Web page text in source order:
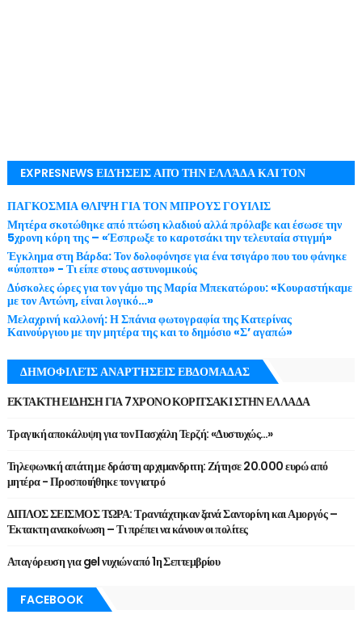
EXPRESNEWS ΕΙΔΉΣΕΙΣ ΑΠΌ ΤΗΝ ΕΛΛΆΔΑ ΚΑΙ ΤΟΝ
ΠΑΓΚΟΣΜΙΑ ΘΛΙΨΗ ΓΙΑ ΤΟΝ ΜΠΡΟΥΣ ΓΟΥΙΛΙΣ
Μητέρα σκοτώθηκε από πτώση κλαδιού αλλά πρόλαβε και έσωσε την
5χρονη κόρη της – «Έσπρωξε το καροτσάκι την τελευταία στιγμή»
Έγκλημα στη Βάρδα: Τον δολοφόνησε για ένα τσιγάρο που του φάνηκε
«ύποπτο» - Τι είπε στους αστυνομικούς
Δύσκολες ώρες για τον γάμο της Μαρία Μπεκατώρου: «Κουραστήκαμε
με τον Αντώνη, είναι λογικό…»
Μελαχρινή καλλονή: Η Σπάνια φωτογραφία της Κατερίνας
Καινούργιου με την μητέρα της και το δημόσιο «Σ’ αγαπώ»
ΔΗΜΟΦΙΛΕΊΣ ΑΝΑΡΤΉΣΕΙΣ ΕΒΔΟΜΑΔΑΣ
ΕΚΤΑΚΤΗ ΕΙΔΗΣΗ ΓΙΑ 7ΧΡΟΝΟ ΚΟΡΙΤΣΑΚΙ ΣΤΗΝ ΕΛΛΑΔΑ
Τραγική αποκάλυψη για τον Πασχάλη Τερζή: «Δυστυχώς…»
Τηλεφωνική απάτη με δράστη αρχιμανδριτη: Ζήτησε 20.000 ευρώ από
μητέρα - Προσποιήθηκε τον γιατρό
ΔΙΠΛΟΣ ΣΕΙΣΜΟΣ ΤΩΡΑ: Τραντάχτηκαν ξανά Σαντορίνη και Αμοργός –
Έκτακτη ανακοίνωση – Τι πρέπει να κάνουν οι πολίτες
Απαγόρευση για gel νυχιών από 1η Σεπτεμβρίου
FACEBOOK